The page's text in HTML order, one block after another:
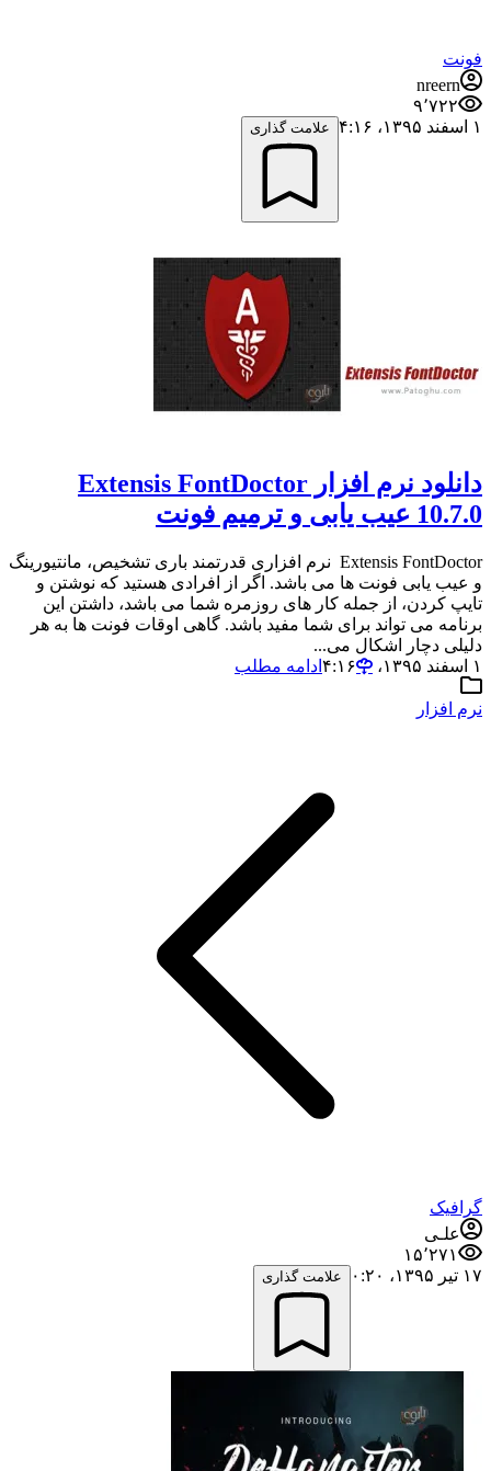
فونت
nreern
۹٬۷۲۲
۱ اسفند ۱۳۹۵،‏ ۴:۱۶
علامت گذاری
دانلود نرم افزار Extensis FontDoctor
10.7.0 عیب یابی و ترمیم فونت
Extensis FontDoctor نرم افزاری قدرتمند باری تشخیص، مانتیورینگ
و عیب یابی فونت ها می باشد. اگر از افرادی هستید که نوشتن و
تایپ کردن، از جمله کار های روزمره شما می باشد، داشتن این
برنامه می تواند برای شما مفید باشد. گاهی اوقات فونت ها به هر
دلیلی دچار اشکال می...
۱ اسفند ۱۳۹۵،‏ ۴:۱۶
ادامه مطلب
نرم افزار
گرافیک
علـی
۱۵٬۲۷۱
۱۷ تیر ۱۳۹۵،‏ ۰:۲۰
علامت گذاری